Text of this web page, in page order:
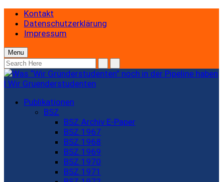
Kontakt
Datenschutzerklärung
Impressum
Menu
Publikationen
BSZ
BSZ Archiv E-Paper
BSZ 1967
BSZ 1968
BSZ 1969
BSZ 1970
BSZ 1971